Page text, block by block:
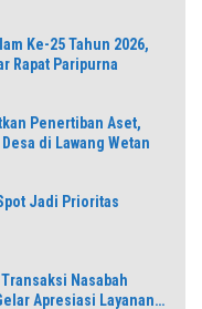
Ke-25 Tahun 2026,
Rapat Paripurna
Penertiban Aset,
di Lawang Wetan
Jadi Prioritas
Nasabah
Apresiasi Layanan